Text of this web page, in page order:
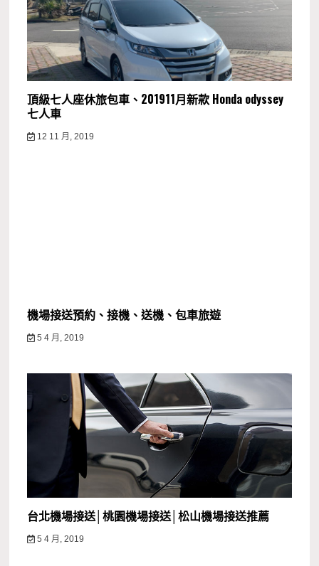
頂級七人座休旅包車、201911月新款 Honda odyssey
七人車
12 11 月, 2019
機場接送預約、接機、送機、包車旅遊
5 4 月, 2019
台北機場接送│桃園機場接送│松山機場接送推薦
5 4 月, 2019